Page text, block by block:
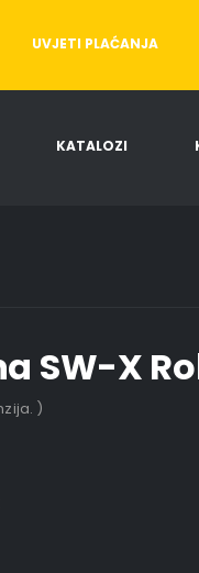
UVJETI PLAĆANJA
KATALOZI
SW-X
)